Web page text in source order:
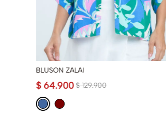
BLUSON ZALAI
$ 129.900
$ 64.900